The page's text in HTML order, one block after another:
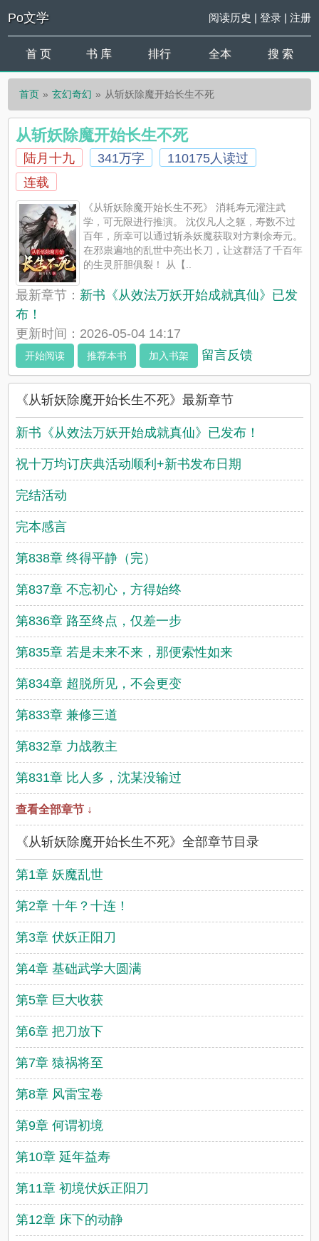
Po文学 阅读历史 | 登录| 注册
首 页 书 库 排行 全本 搜 索
首页 玄幻奇幻 从斩妖除魔开始长生不死
从斩妖除魔开始长生不死
陆月十九 341万字
110175人读过
连载
《从斩妖除魔开始长生不死》 消耗寿元灌注武
学，可无限进行推演。 沈仪凡人之躯，寿数不过
百年，所幸可以通过斩杀妖魔获取对方剩余寿元。
在邪祟遍地的乱世中亮出长刀，让这群活了千百年
的生灵肝胆俱裂！ 从【..
最新章节： 新书《从效法万妖开始成就真仙》已发
布！
更新时间：2026-05-04 14:17
开始阅读 推荐本书 加入书架 留言反馈
《从斩妖除魔开始长生不死》最新章节
新书《从效法万妖开始成就真仙》已发布！
祝十万均订庆典活动顺利+新书发布日期
完结活动
完本感言
第838章 终得平静（完）
第837章 不忘初心，方得始终
第836章 路至终点，仅差一步
第835章 若是未来不来，那便索性如来
第834章 超脱所见，不会更变
第833章 兼修三道
第832章 力战教主
第831章 比人多，沈某没输过
查看全部章节 ↓
《从斩妖除魔开始长生不死》全部章节目录
第1章 妖魔乱世
第2章 十年？十连！
第3章 伏妖正阳刀
第4章 基础武学大圆满
第5章 巨大收获
第6章 把刀放下
第7章 猿祸将至
第8章 风雷宝卷
第9章 何谓初境
第10章 延年益寿
第11章 初境伏妖正阳刀
第12章 床下的动静